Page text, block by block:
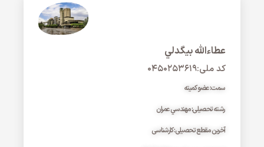
عطاءالله بيگدلي
کد ملی:۰۴۵۰۲۵۳۶۱۹
سمت: عضو کمیته
رشته تحصیلی: مهندسي عمران
آخرین مقطع تحصیلی: کارشناسی